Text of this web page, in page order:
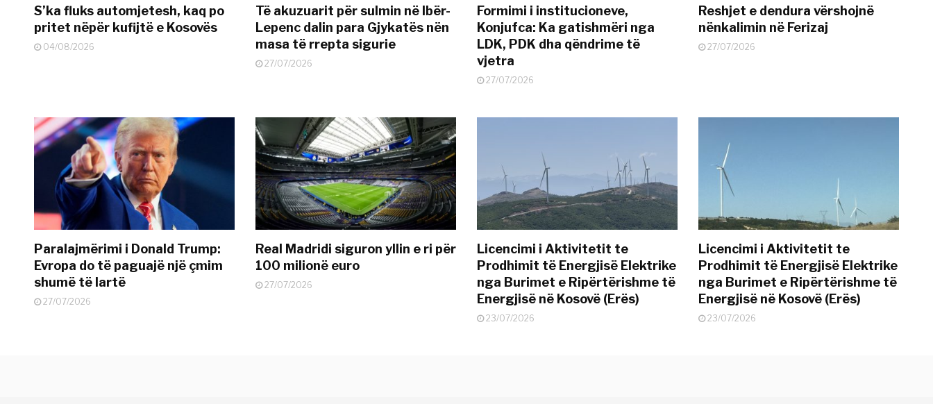
S’ka fluks automjetesh, kaq po
pritet nëpër kufijtë e Kosovës
04/08/2026
Të akuzuarit për sulmin në Ibër-
Lepenc dalin para Gjykatës nën
masa të rrepta sigurie
27/07/2026
Formimi i institucioneve,
Konjufca: Ka gatishmëri nga
LDK, PDK dha qëndrime të
vjetra
27/07/2026
Reshjet e dendura vërshojnë
nënkalimin në Ferizaj
27/07/2026
Paralajmërimi i Donald Trump:
Evropa do të paguajë një çmim
shumë të lartë
27/07/2026
Real Madridi siguron yllin e ri për
100 milionë euro
27/07/2026
Licencimi i Aktivitetit te
Prodhimit të Energjisë Elektrike
nga Burimet e Ripërtërishme të
Energjisë në Kosovë (Erës)
23/07/2026
Licencimi i Aktivitetit te
Prodhimit të Energjisë Elektrike
nga Burimet e Ripërtërishme të
Energjisë në Kosovë (Erës)
23/07/2026